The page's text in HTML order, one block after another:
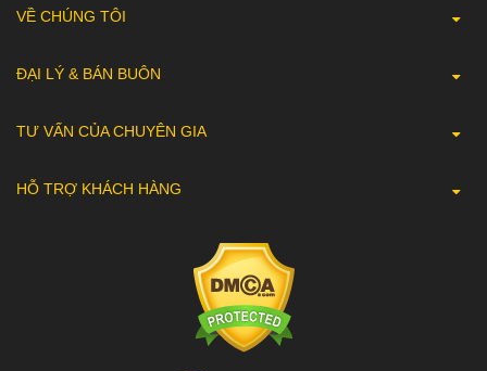
VỀ CHÚNG TÔI
ĐẠI LÝ & BÁN BUÔN
TƯ VẤN CỦA CHUYÊN GIA
HỖ TRỢ KHÁCH HÀNG